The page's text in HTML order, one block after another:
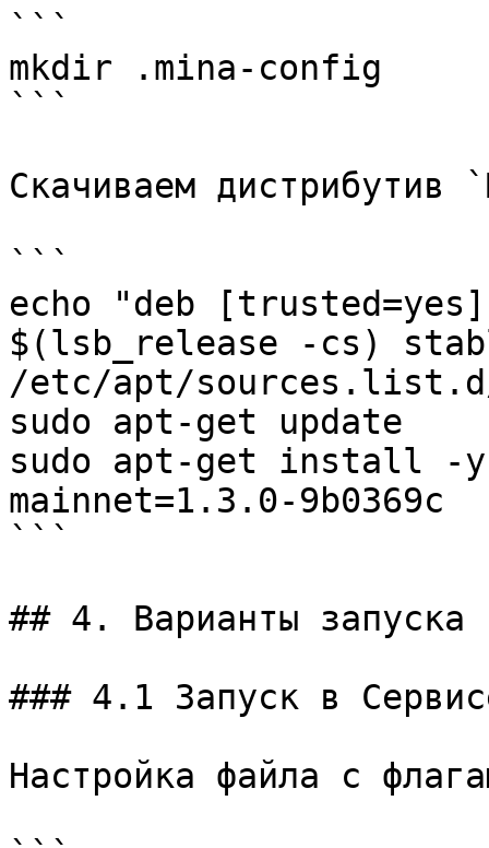
```
mkdir .mina-config
```
Скачиваем дистрибутив
```
echo "deb
$(lsb_release -cs)
/etc/apt/
sudo apt-get update
sudo apt-get install -
mainnet=1.3.0-9b0369c
```
## 4. Варианты запуска
### 4.1 Запуск в
Настройка файла с